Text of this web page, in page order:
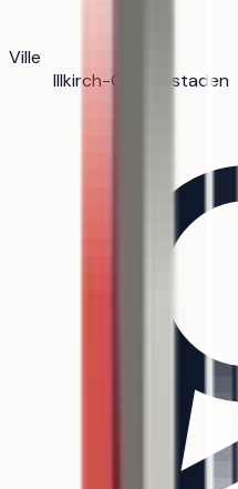
Ville
Illkirch-Graffenstaden